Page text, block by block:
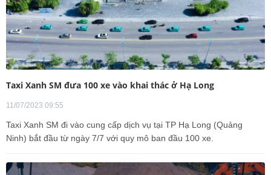
Taxi Xanh SM đưa 100 xe vào khai thác ở Hạ Long
11/07/2023 09:55
Taxi Xanh SM đi vào cung cấp dịch vụ tại TP Hạ Long (Quảng
Ninh) bắt đầu từ ngày 7/7 với quy mô ban đầu 100 xe.